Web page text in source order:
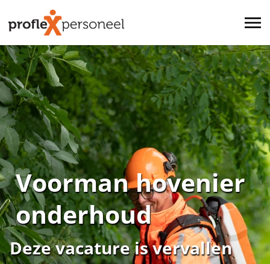
Voorman hovenier
onderhoud
Deze vacature is vervallen